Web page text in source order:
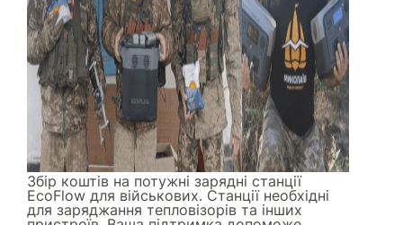
Збір коштів на потужні зарядні станції
EcoFlow для військових. Станції необхідні
для заряджання тепловізорів та інших